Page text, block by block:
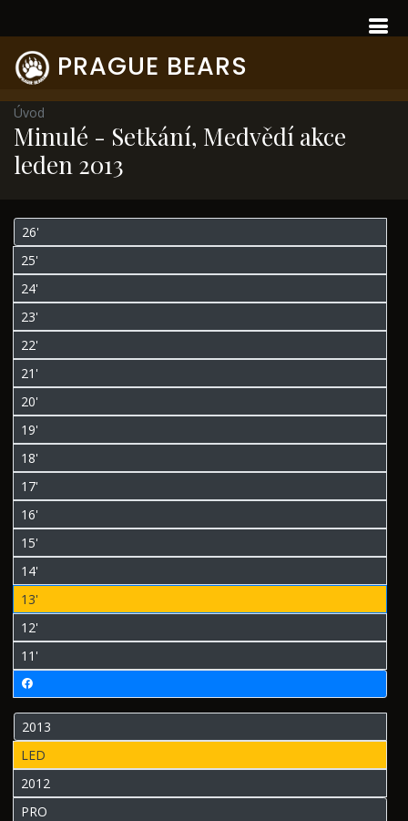
PRAGUE BEARS
Úvod
Minulé - Setkání, Medvědí akce
leden 2013
26'
25'
24'
23'
22'
21'
20'
19'
18'
17'
16'
15'
14'
13'
12'
11'
2013
LED
2012
PRO